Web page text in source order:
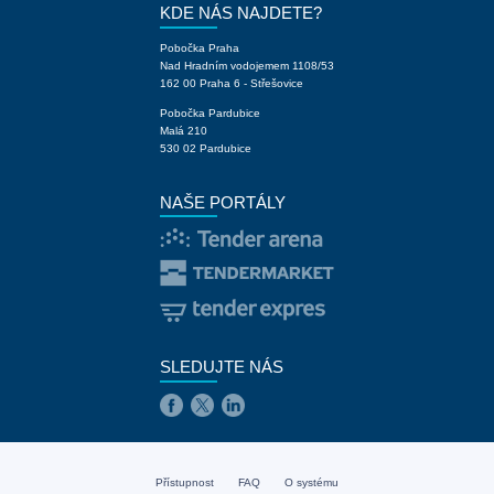
KDE NÁS NAJDETE?
Pobočka Praha
Nad Hradním vodojemem 1108/53
162 00 Praha 6 - Střešovice
Pobočka Pardubice
Malá 210
530 02 Pardubice
NAŠE PORTÁLY
SLEDUJTE NÁS
Přístupnost FAQ O systému